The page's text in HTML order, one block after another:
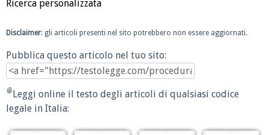
Ricerca personalizzata
Disclaimer: gli articoli presenti nel sito potrebbero non essere aggiornati.
Pubblica questo articolo nel tuo sito:
Leggi online il testo degli articoli di qualsiasi codice
legale in Italia: